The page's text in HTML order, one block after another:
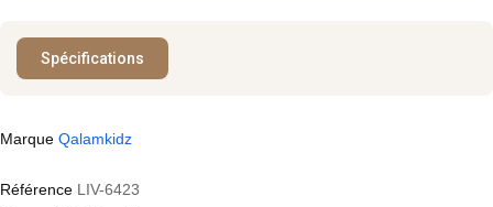
Spécifications
Marque Qalamkidz
Référence LIV-6423